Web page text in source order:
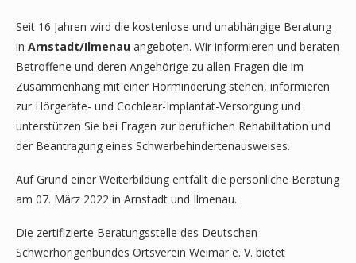
Seit 16 Jahren wird die kostenlose und unabhängige Beratung
in Arnstadt/Ilmenau angeboten. Wir informieren und beraten
Betroffene und deren Angehörige zu allen Fragen die im
Zusammenhang mit einer Hörminderung stehen, informieren
zur Hörgeräte- und Cochlear-Implantat-Versorgung und
unterstützen Sie bei Fragen zur beruflichen Rehabilitation und
der Beantragung eines Schwerbehindertenausweises.
Auf Grund einer Weiterbildung entfällt die persönliche Beratung
am 07. März 2022 in Arnstadt und Ilmenau.
Die zertifizierte Beratungsstelle des Deutschen
Schwerhörigenbundes Ortsverein Weimar e. V. bietet